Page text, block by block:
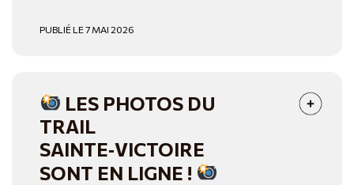
PUBLIÉ LE 7 MAI 2026
LES PHOTOS DU
TRAIL
SAINTE‑VICTOIRE
SONT EN LIGNE !